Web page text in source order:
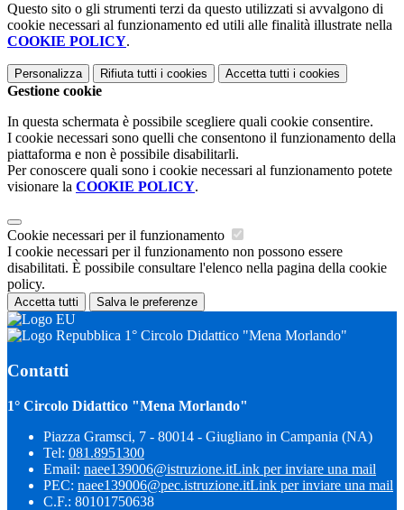
Questo sito o gli strumenti terzi da questo utilizzati si avvalgono di
cookie necessari al funzionamento ed utili alle finalità illustrate nella
COOKIE POLICY.
Personalizza Rifiuta tutti i cookies Accetta tutti i cookies
Gestione cookie
In questa schermata è possibile scegliere quali cookie consentire.
I cookie necessari sono quelli che consentono il funzionamento della
piattaforma e non è possibile disabilitarli.
Per conoscere quali sono i cookie necessari al funzionamento potete
visionare la COOKIE POLICY.
Cookie necessari per il funzionamento
I cookie necessari per il funzionamento non possono essere
disabilitati. È possibile consultare l'elenco nella pagina della cookie
policy.
Accetta tutti Salva le preferenze
1° Circolo Didattico "Mena Morlando"
Contatti
1° Circolo Didattico "Mena Morlando"
Piazza Gramsci, 7 - 80014 - Giugliano in Campania (NA)
Tel: 081.8951300
Email: naee139006@istruzione.itLink per inviare una mail
PEC: naee139006@pec.istruzione.itLink per inviare una mail
C.F.: 80101750638